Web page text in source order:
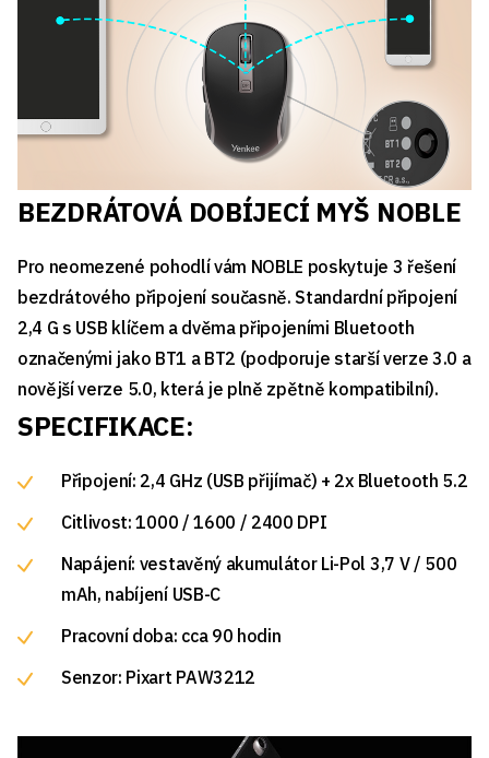
BEZDRÁTOVÁ DOBÍJECÍ MYŠ NOBLE
Pro neomezené pohodlí vám NOBLE poskytuje 3 řešení
bezdrátového připojení současně. Standardní připojení
2,4 G s USB klíčem a dvěma připojeními Bluetooth
označenými jako BT1 a BT2 (podporuje starší verze 3.0 a
novější verze 5.0, která je plně zpětně kompatibilní).
SPECIFIKACE:
Připojení: 2,4 GHz (USB přijímač) + 2x Bluetooth 5.2
Citlivost: 1000 / 1600 / 2400 DPI
Napájení: vestavěný akumulátor Li-Pol 3,7 V / 500
mAh, nabíjení USB-C
Pracovní doba: cca 90 hodin
Senzor: Pixart PAW3212